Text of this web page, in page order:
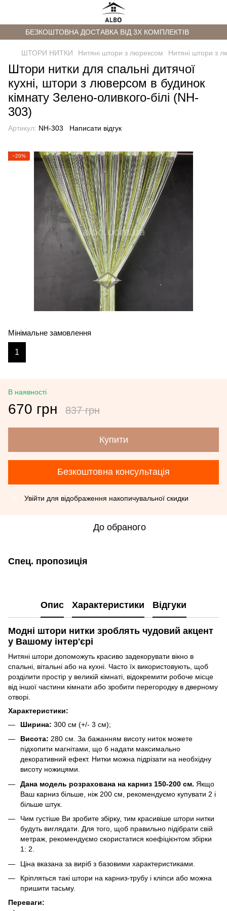
БЕЗКОШТОВНА ДОСТАВКА ВІД 3Х КОМПЛЕКТІВ
ШТОРИ НИТКИ Нитяні штори з люрексом Нитяні штори з
Штори нитки для спальні дитячої
кухні, штори з люверсом в будинок
кімнату Зелено-оливкого-білі (NH-
303)
Артикул: NH-303 Написати відгук
−20%
Мінімальне замовлення
1
В наявності
670 грн 837 грн
Купити
Безкоштовна консультація
Увійти для відображення накопичувальної скидки
До обраного
Спец. пропозиція
Опис Характеристики Відгуки
Модні штори нитки зроблять чудовий акцент
у Вашому інтер'єрі
Нитяні штори допоможуть красиво задекорувати вікно в
спальні, вітальні або на кухні. Часто їх використовують, щоб
розділити простір у великій кімнаті, відокремити робоче місце
від іншої частини кімнати або зробити перегородку в дверному
отворі.
Характеристики:
Ширина: 300 см (+/- 3 см);
Висота: 280 см. За бажанням висоту ниток можете
підхопити магнітами, що б надати максимально
декоративний ефект. Нитки можна підрізати на необхідну
висоту ножицями.
Дана модель розрахована на карниз 150-200 см. Якщо
Ваш карниз більше, ніж 200 см, рекомендуємо купувати 2 і
більше штук.
Чим густіше Ви зробите збірку, тим красивіше штори нитки
будуть виглядати. Для того, щоб правильно підібрати свій
метраж, рекомендуємо скористатися коефіцієнтом збірки
1: 2.
Ціна вказана за виріб з базовими характеристиками.
Кріпляться такі штори на карниз-трубу і кліпси або можна
пришити тасьму.
Переваги: